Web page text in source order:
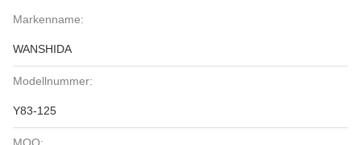
Markenname:
WANSHIDA
Modellnummer:
Y83-125